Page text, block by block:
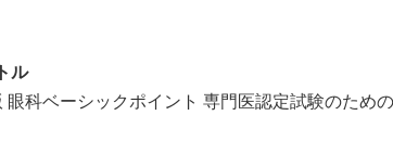
ル
眼科ベーシックポイント 専門医認定試験のため